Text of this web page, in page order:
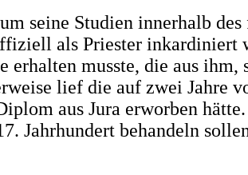
seine Studien innerhalb des
als Priester inkardiniert
musste, die aus ihm,
lief die auf zwei Jahre
aus Jura erworben
Jahrhundert behandeln